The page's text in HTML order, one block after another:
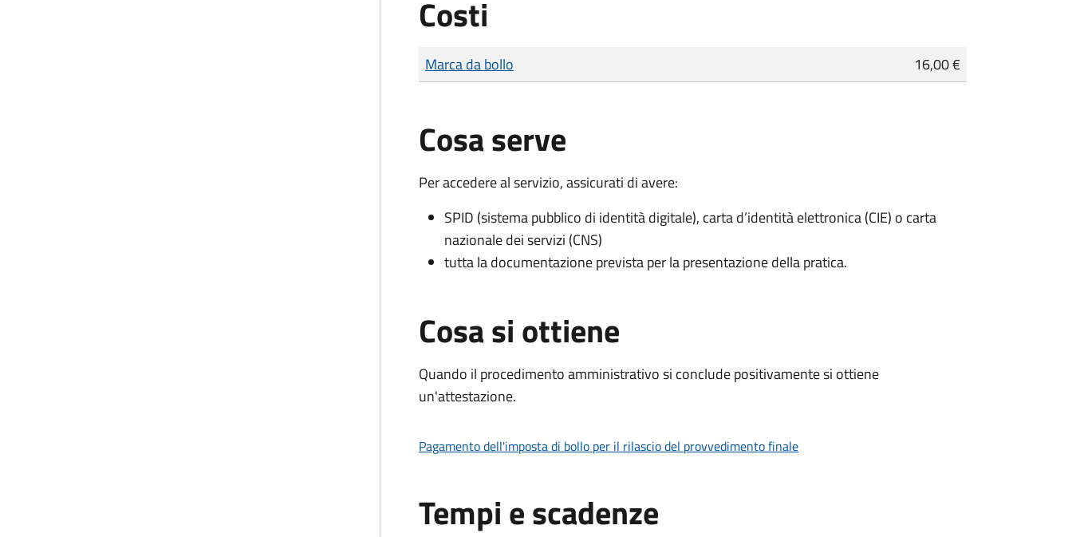
Costi
Tipo di pagamento
Importo
Marca da bollo 16,00 €
Cosa serve
Per accedere al servizio, assicurati di avere:
SPID (sistema pubblico di identità digitale), carta d’identità elettronica (CIE) o carta
nazionale dei servizi (CNS)
tutta la documentazione prevista per la presentazione della pratica.
Cosa si ottiene
Quando il procedimento amministrativo si conclude positivamente si ottiene
un'attestazione.
Pagamento dell'imposta di bollo per il rilascio del provvedimento finale
Tempi e scadenze